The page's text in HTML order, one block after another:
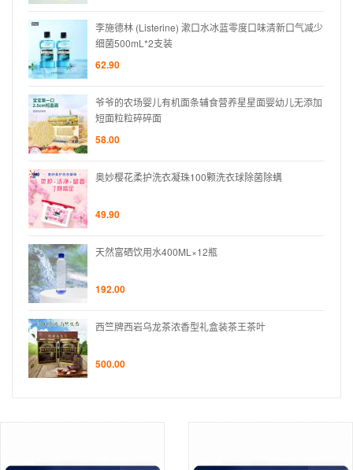
李施德林 (Listerine) 漱口水冰蓝零度口味清新口气减少
细菌500mL*2支装
62.90
爷爷的农场婴儿有机面条辅食营养星星面婴幼儿无添加
短面粒粒碎碎面
58.00
奥妙樱花柔护洗衣凝珠100颗洗衣球除菌除螨
49.90
天然富硒饮用水400ML×12瓶
192.00
西竺牌西岩乌龙茶浓香型礼盒装茶王茶叶
500.00